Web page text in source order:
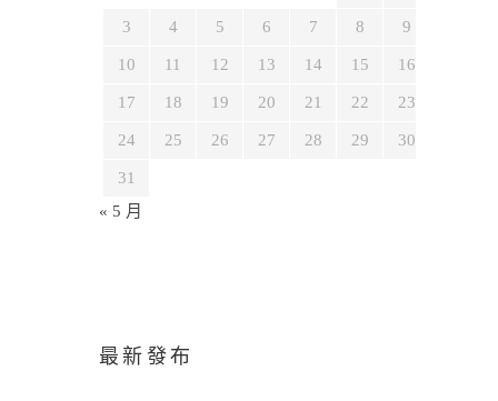
3 4 5 6 7 8 9
10 11 12 13 14 15 16
17 18 19 20 21 22 23
24 25 26 27 28 29 30
31
« 5 月
最新發布